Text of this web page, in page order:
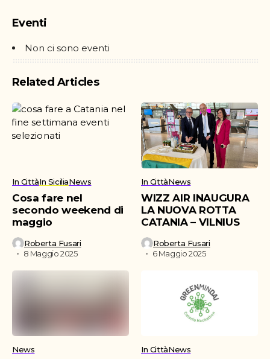
Eventi
Non ci sono eventi
Related Articles
In CittàIn SiciliaNews
Cosa fare nel
secondo weekend di
maggio
Roberta Fusari
8 Maggio 2025
In CittàNews
WIZZ AIR INAUGURA
LA NUOVA ROTTA
CATANIA – VILNIUS
Roberta Fusari
6 Maggio 2025
News In CittàNews